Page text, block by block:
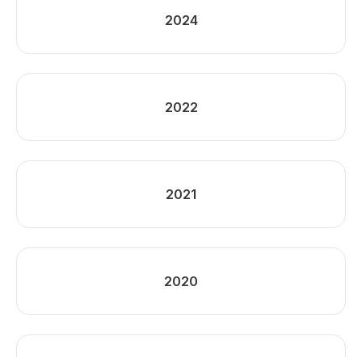
2024
2022
2021
2020